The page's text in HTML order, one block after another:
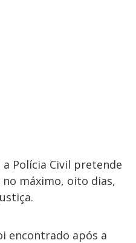
Polícia Civil pretende
máximo, oito dias,
encontrado após a